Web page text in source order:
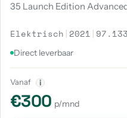
35 Launch Edition
Elektrisch | 2021 |
Direct leverbaar
Vanaf i
€300 p/mnd